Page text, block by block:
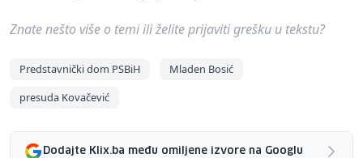
Znate nešto više o temi ili želite prijaviti grešku u tekstu?
Predstavnički dom PSBiH
Mladen Bosić
presuda Kovačević
Dodajte Klix.ba među omiljene izvore na Googlu